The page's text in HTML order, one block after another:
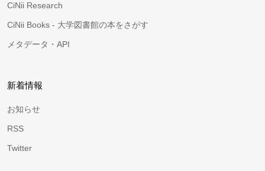
CiNii Research
CiNii Books - 大学図書館の本をさがす
メタデータ・API
新着情報
お知らせ
RSS
Twitter